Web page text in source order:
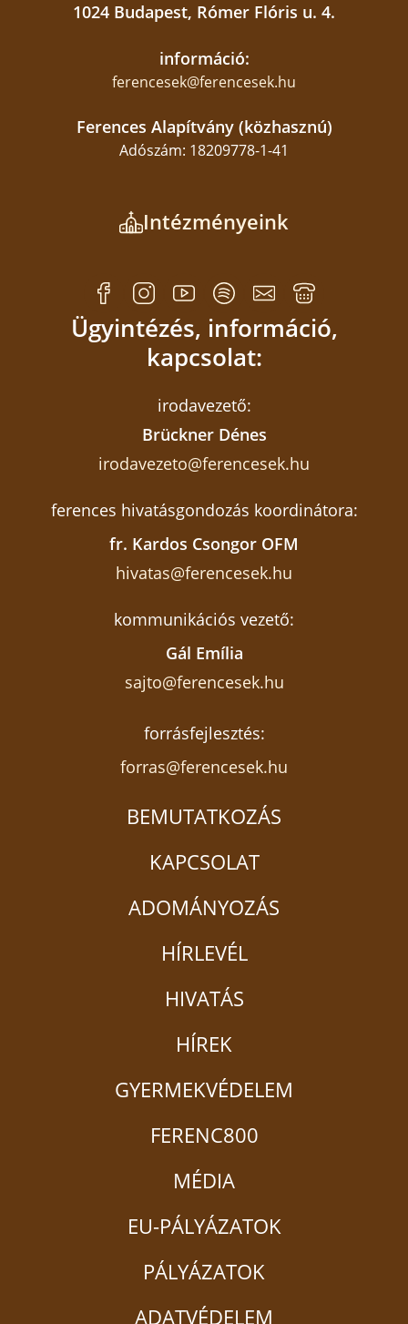
1024 Budapest, Rómer Flóris u. 4.
információ:
ferencesek@ferencesek.hu
Ferences Alapítvány (közhasznú)
Adószám: 18209778-1-41
Intézményeink
Ügyintézés, információ,
kapcsolat:
irodavezető:
Brückner Dénes
irodavezeto@ferencesek.hu
ferences hivatásgondozás koordinátora:
fr. Kardos Csongor OFM
hivatas@ferencesek.hu
kommunikációs vezető:
Gál Emília
sajto@ferencesek.hu
forrásfejlesztés:
forras@ferencesek.hu
BEMUTATKOZÁS
KAPCSOLAT
ADOMÁNYOZÁS
HÍRLEVÉL
HIVATÁS
HÍREK
GYERMEKVÉDELEM
FERENC800
MÉDIA
EU-PÁLYÁZATOK
PÁLYÁZATOK
ADATVÉDELEM